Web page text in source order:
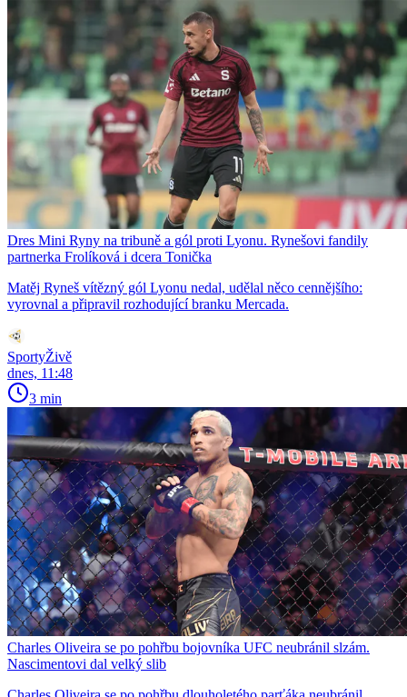
Dres Mini Ryny na tribuně a gól proti Lyonu. Rynešovi fandily
partnerka Frolíková i dcera Tonička
Matěj Ryneš vítězný gól Lyonu nedal, udělal něco cennějšího:
vyrovnal a připravil rozhodující branku Mercada.
SportyŽivě
dnes, 11:48
3 min
Charles Oliveira se po pohřbu bojovníka UFC neubránil slzám.
Nascimentovi dal velký slib